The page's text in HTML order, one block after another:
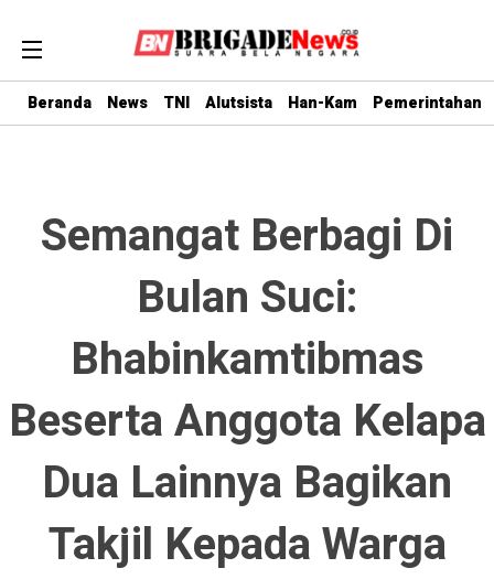
Beranda News TNI Alutsista Han-Kam Pemerintahan
Semangat Berbagi Di
Bulan Suci:
Bhabinkamtibmas
Beserta Anggota Kelapa
Dua Lainnya Bagikan
Takjil Kepada Warga